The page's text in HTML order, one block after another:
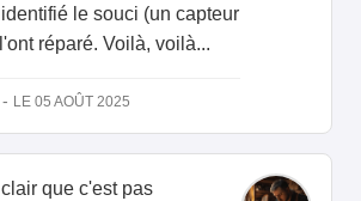
le souci (un capteur
réparé. Voilà, voilà...
- LE 05 AOÛT 2025
que c'est pas